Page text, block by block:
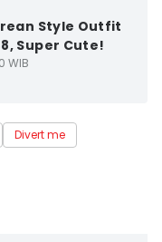
Style Outfit
Super Cute!
WIB
Divert me